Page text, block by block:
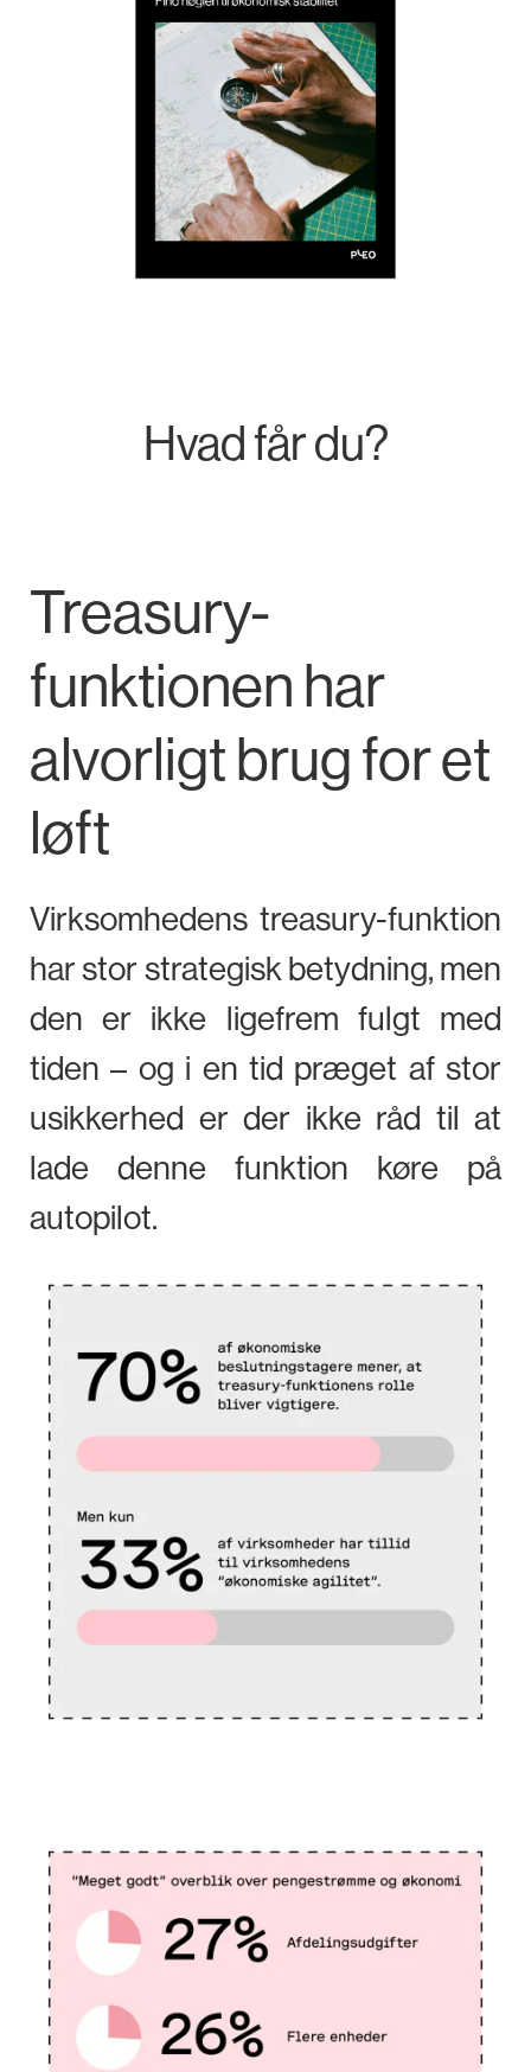
Hvad får du?
Treasury-
funktionen har
alvorligt brug for et
løft
Virksomhedens treasury-funktion
har stor strategisk betydning, men
den er ikke ligefrem fulgt med
tiden – og i en tid præget af stor
usikkerhed er der ikke råd til at
lade denne funktion køre på
autopilot.